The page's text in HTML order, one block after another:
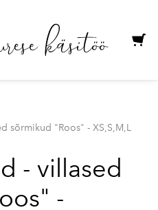
sõrmikud "Roos" - XS,S,M,L
- villased
-